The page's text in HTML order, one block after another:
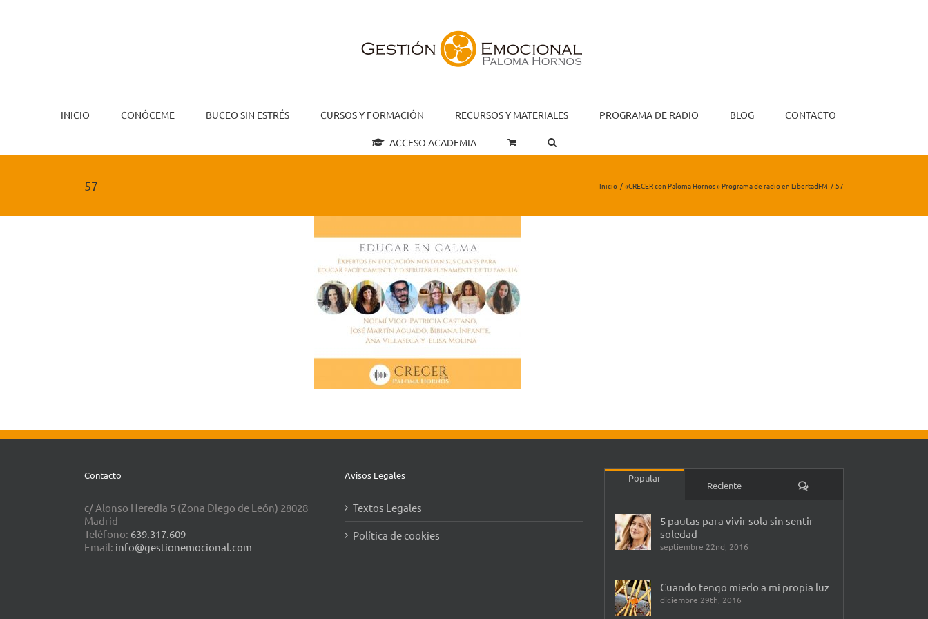
INICIO CONÓCEME BUCEO SIN ESTRÉS CURSOS Y FORMACIÓN RECURSOS Y MATERIALES PROGRAMA DE RADIO BLOG CONTACTO
ACCESO ACADEMIA
57 Inicio «CRECER con Paloma Hornos » Programa de radio en LibertadFM 57
Contacto
c/ Alonso Heredia 5 (Zona Diego de León) 28028
Madrid
Teléfono: 639.317.609
Email: info@gestionemocional.com
Avisos Legales
Textos Legales
Política de cookies
Popular
Reciente Comentarios
5 pautas para vivir sola sin sentir
soledad
septiembre 22nd, 2016
Cuando tengo miedo a mi propia luz
diciembre 29th, 2016